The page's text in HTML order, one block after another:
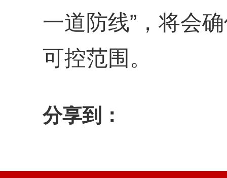
一道防线”，将会
可控范围。
分享到：